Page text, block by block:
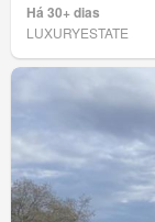
Há 30+ dias
LUXURYESTATE